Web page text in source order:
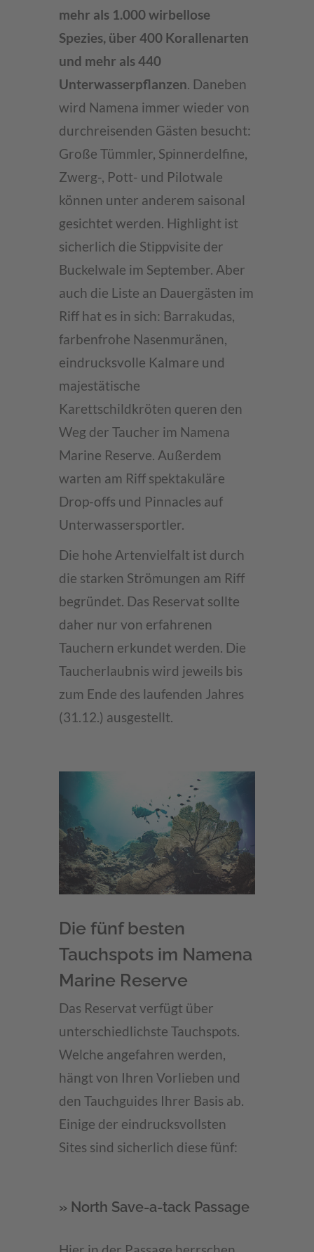
mehr als 1.000 wirbellose
Spezies, über 400 Korallenarten
und mehr als 440
Unterwasserpflanzen. Daneben
wird Namena immer wieder von
durchreisenden Gästen besucht:
Große Tümmler, Spinnerdelfine,
Zwerg-, Pott- und Pilotwale
können unter anderem saisonal
gesichtet werden. Highlight ist
sicherlich die Stippvisite der
Buckelwale im September. Aber
auch die Liste an Dauergästen im
Riff hat es in sich: Barrakudas,
farbenfrohe Nasenmuränen,
eindrucksvolle Kalmare und
majestätische
Karettschildkröten queren den
Weg der Taucher im Namena
Marine Reserve. Außerdem
warten am Riff spektakuläre
Drop-offs und Pinnacles auf
Unterwassersportler.
Die hohe Artenvielfalt ist durch
die starken Strömungen am Riff
begründet. Das Reservat sollte
daher nur von erfahrenen
Tauchern erkundet werden. Die
Taucherlaubnis wird jeweils bis
zum Ende des laufenden Jahres
(31.12.) ausgestellt.
Die fünf besten
Tauchspots im Namena
Marine Reserve
Das Reservat verfügt über
unterschiedlichste Tauchspots.
Welche angefahren werden,
hängt von Ihren Vorlieben und
den Tauchguides Ihrer Basis ab.
Einige der eindrucksvollsten
Sites sind sicherlich diese fünf:
» North Save-a-tack Passage